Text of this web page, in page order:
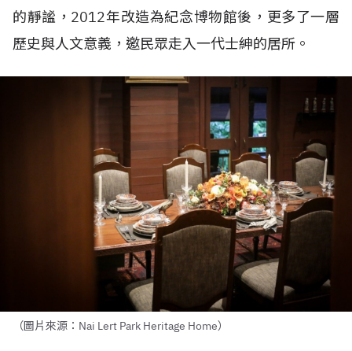
的靜謐，2012年改造為紀念博物館後，更多了一層
歷史與人文意義，邀民眾走入一代士紳的居所。
（圖片來源：Nai Lert Park Heritage Home）